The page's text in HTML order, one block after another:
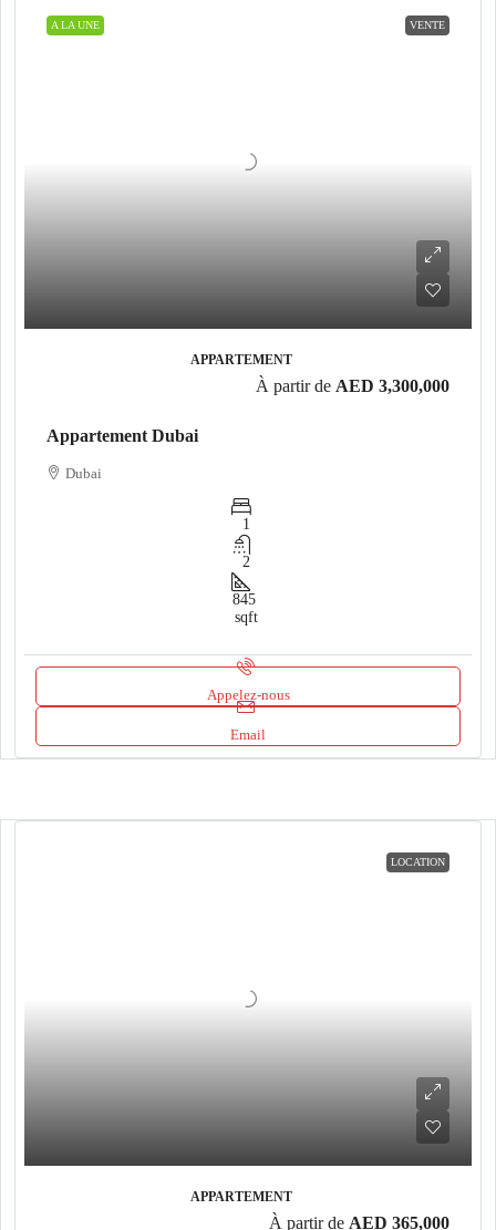
A LA UNE VENTE
APPARTEMENT
À partir de AED 3,300,000
Appartement Dubai
Dubai
1
2
845
sqft
Appelez-nous
Email
LOCATION
APPARTEMENT
À partir de AED 365,000